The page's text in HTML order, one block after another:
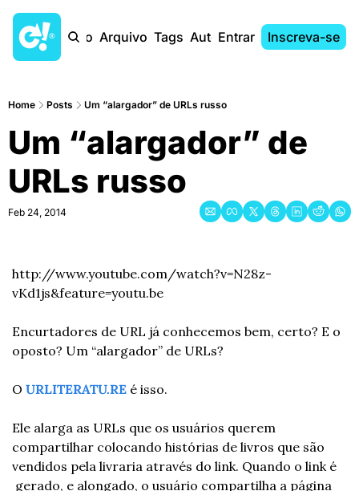
Início Arquivo Tags AutoresEntrar Inscreva-se
Home Posts Um “alargador” de URLs russo
Um “alargador” de
URLs russo
Feb 24, 2014
http://www.youtube.com/watch?v=N28z-
vKd1js&feature=youtu.be
Encurtadores de URL já conhecemos bem, certo? E o
oposto? Um “alargador” de URLs?
O URLITERATU.RE é isso.
Ele alarga as URLs que os usuários querem
compartilhar colocando histórias de livros que são
vendidos pela livraria através do link. Quando o link é
gerado, e alongado, o usuário compartilha a página